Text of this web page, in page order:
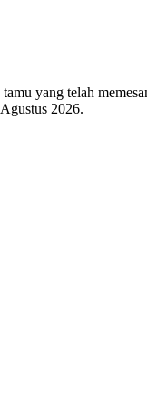
yang telah
2026.